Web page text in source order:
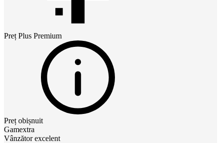
Preț Plus Premium
Preț obișnuit
Gamextra
Vânzător excelent